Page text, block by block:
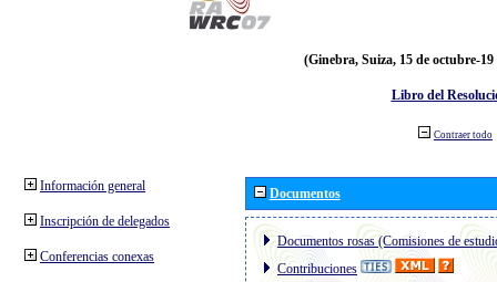
(Ginebra, Suiza, 15 de octubre-19
Libro del
Contraer todo
Información general
Inscripción de delegados
Conferencias conexas
Documentos
Documentos rosas (Comisiones de
Contribuciones